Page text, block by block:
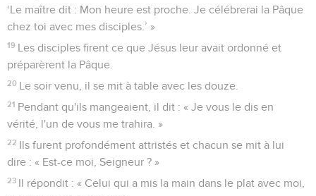
‘Le maître dit : Mon heure est proche. Je célébrerai la Pâque
chez toi avec mes disciples.’ »
19 Les disciples firent ce que Jésus leur avait ordonné et
préparèrent la Pâque.
20 Le soir venu, il se mit à table avec les douze.
21 Pendant qu'ils mangeaient, il dit : « Je vous le dis en
vérité, l'un de vous me trahira. »
22 Ils furent profondément attristés et chacun se mit à lui
dire : « Est-ce moi, Seigneur ? »
23 Il répondit : « Celui qui a mis la main dans le plat avec moi,